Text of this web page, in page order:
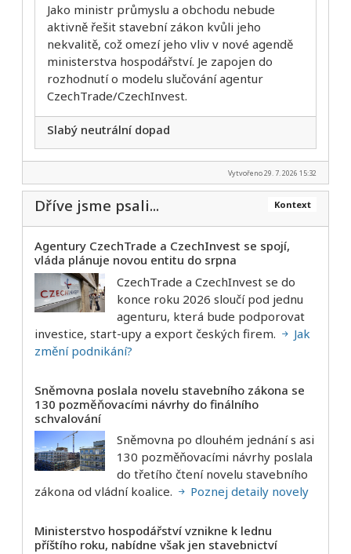
Jako ministr průmyslu a obchodu nebude
aktivně řešit stavební zákon kvůli jeho
nekvalitě, což omezí jeho vliv v nové agendě
ministerstva hospodářství. Je zapojen do
rozhodnutí o modelu slučování agentur
CzechTrade/CzechInvest.
Slabý neutrální dopad
Vytvořeno 29. 7. 2026 15:32
Kontext
Dříve jsme psali...
Agentury CzechTrade a CzechInvest se spojí,
vláda plánuje novou entitu do srpna
CzechTrade a CzechInvest se do
konce roku 2026 sloučí pod jednu
agenturu, která bude podporovat
investice, start-upy a export českých firem.
Jak
změní podnikání?
Sněmovna poslala novelu stavebního zákona se
130 pozměňovacími návrhy do finálního
schvalování
Sněmovna po dlouhém jednání s asi
130 pozměňovacími návrhy poslala
do třetího čtení novelu stavebního
zákona od vládní koalice.
Poznej detaily novely
Ministerstvo hospodářství vznikne k lednu
příštího roku, nabídne však jen stavebnictví